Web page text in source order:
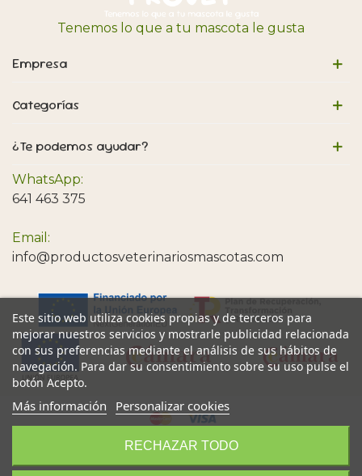
Este sitio web utiliza cookies propias y de terceros para
mejorar nuestros servicios y mostrarle publicidad relacionada
con sus preferencias mediante el análisis de sus hábitos de
navegación. Para dar su consentimiento sobre su uso pulse el
botón Acepto.
Más información Personalizar cookies
RECHAZAR TODO
Tenemos lo que a tu mascota le gusta
Empresa
Categorías
¿Te podemos ayudar?
WhatsApp:
641 463 375
Email:
info@productosveterinariosmascotas.com
Provet © Todos los Derechos Reservados